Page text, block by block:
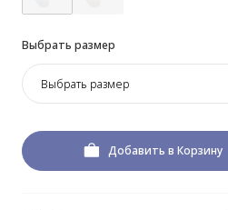
Выбрать размер
Выбрать размер
Добавить в Корзину